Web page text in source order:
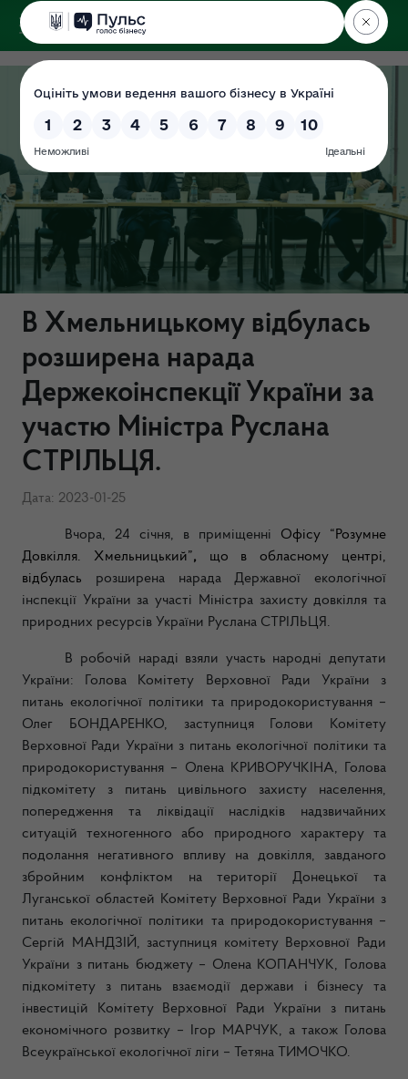
ДЕРЖЕКОІНСПЕКЦІЯ
у Хмельницькій області
В Хмельницькому відбулась
розширена нарада
Держекоінспекції України за
участю Міністра Руслана
СТРІЛЬЦЯ.
Дата: 2023-01-25
Вчора, 24 січня, в приміщенні Офісу “Розумне
Довкілля. Хмельницький”, що в обласному центрі,
відбулась розширена нарада Державної екологічної
інспекції України за участі Міністра захисту довкілля та
природних ресурсів України Руслана СТРІЛЬЦЯ.
В робочій нараді взяли участь народні депутати
України:
Голова Комітету Верховної Ради України з
питань екологічної політики та природокористування–
Олег БОНДАРЕНКО, заступниця Голови Комітету
Верховної Ради України з питань екологічної політики та
природокористування – Олена КРИВОРУЧКІНА,
Голова
підкомітету з питань цивільного захисту населення,
попередження та ліквідації наслідків надзвичайних
ситуацій техногенного або природного характеру та
подолання негативного впливу на довкілля, завданого
збройним конфліктом на території Донецької та
Луганської областей Комітету Верховної Ради України з
питань екологічної політики та природокористування –
Сергій МАНДЗІЙ, заступниця комітету Верховної Ради
України з питань бюджету – Олена КОПАНЧУК,
Голова
підкомітету з питань взаємодії держави і бізнесу та
інвестицій
Комітету Верховної Ради України з питань
економічного розвитку – Ігор МАРЧУК, а також Голова
Всеукраїнської екологічної ліги – Тетяна ТИМОЧКО.